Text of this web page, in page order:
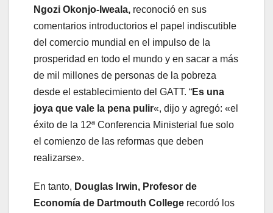
Ngozi Okonjo-Iweala, reconoció en sus
comentarios introductorios el papel indiscutible
del comercio mundial en el impulso de la
prosperidad en todo el mundo y en sacar a más
de mil millones de personas de la pobreza
desde el establecimiento del GATT. “Es una
joya que vale la pena pulir«, dijo y agregó: «el
éxito de la 12ª Conferencia Ministerial fue solo
el comienzo de las reformas que deben
realizarse».
En tanto, Douglas Irwin, Profesor de
Economía de Dartmouth College recordó los